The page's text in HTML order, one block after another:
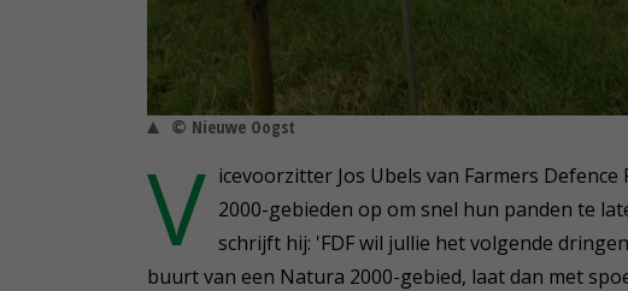
© Nieuwe Oogst
V icevoorzitter Jos Ubels van Farmers
2000-gebieden op om snel hun panden te
schrijft hij: 'FDF wil jullie het volgende
buurt van een Natura 2000-gebied, laat dan met